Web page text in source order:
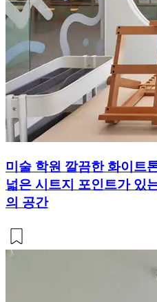
미술 학원 깔끔한 화이트
넓은 시트지 포인트가 있
의 공간